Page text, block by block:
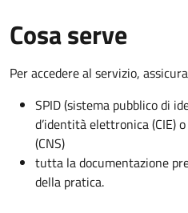
Cosa serve
Per accedere al servizio,
SPID (sistema pubblico di
d’identità elettronica (CIE)
(CNS)
tutta la documentazione
della pratica.